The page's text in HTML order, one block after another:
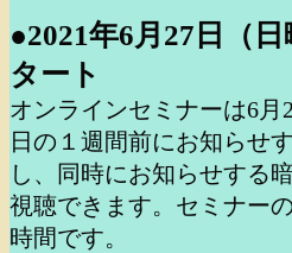
●2021年6月27日（
タート
オンラインセミナーは6月
日の１週間前にお知らせ
し、同時にお知らせする
視聴できます。セミナー
時間です。